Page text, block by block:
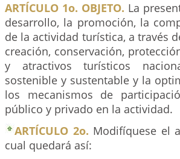
ARTÍCULO 1o. OBJETO. La
desarrollo, la promoción, la
de la actividad turística, a través
creación, conservación,
y atractivos turísticos
sostenible y sustentable y la
los mecanismos de
público y privado en la actividad.
ARTÍCULO 2o. Modifíquese el
cual quedará así: